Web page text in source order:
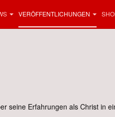
VERÖFFENTLICHUNGEN
seine Erfahrungen als Christ in